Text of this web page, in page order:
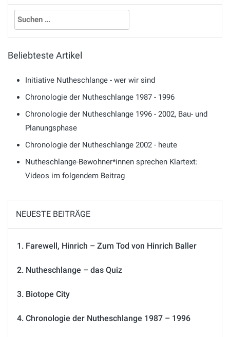
Suchen
nach:
Beliebteste Artikel
Initiative Nutheschlange - wer wir sind
Chronologie der Nutheschlange 1987 - 1996
Chronologie der Nutheschlange 1996 - 2002, Bau- und
Planungsphase
Chronologie der Nutheschlange 2002 - heute
Nutheschlange-Bewohner*innen sprechen Klartext:
Videos im folgendem Beitrag
NEUESTE BEITRÄGE
Farewell, Hinrich – Zum Tod von Hinrich Baller
Nutheschlange – das Quiz
Biotope City
Chronologie der Nutheschlange 1987 – 1996